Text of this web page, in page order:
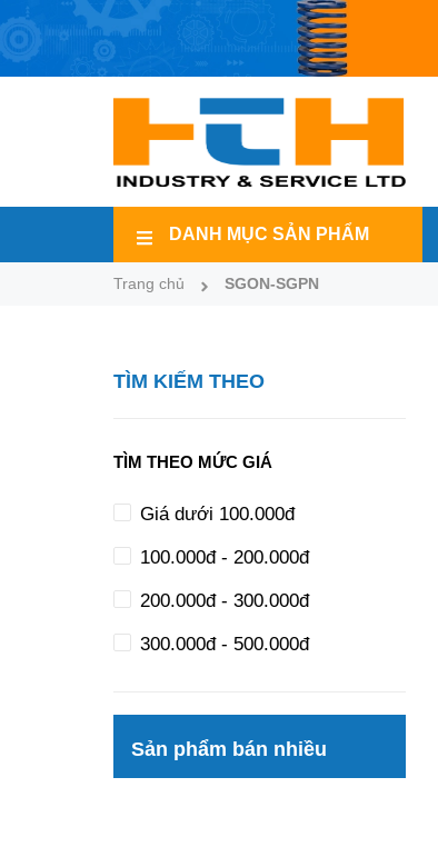
DANH MỤC SẢN PHẨM
Trang chủ SGON-SGPN
TÌM KIẾM THEO
TÌM THEO MỨC GIÁ
Giá dưới 100.000đ
100.000đ - 200.000đ
200.000đ - 300.000đ
300.000đ - 500.000đ
Sản phẩm bán nhiều